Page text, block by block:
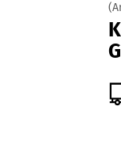
Passwort